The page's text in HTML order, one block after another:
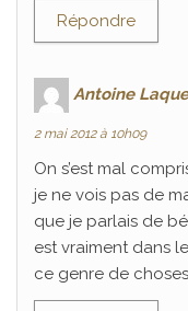
Répondre
Antoine
2 mai 2012 à 10h09
On s’est mal
je ne vois pas de
que je parlais de
est vraiment dans
ce genre de choses